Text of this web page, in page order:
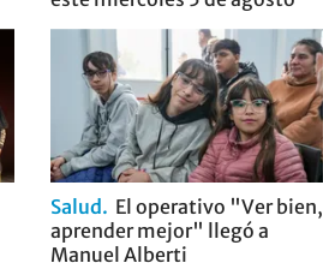
Salud
El operativo "Ver bien,
aprender mejor" llegó a
Manuel Alberti